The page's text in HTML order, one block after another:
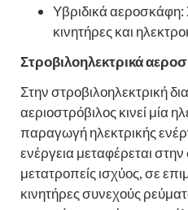
Υβριδικά αεροσκάφη:
κινητήρες και
Στροβιλοηλεκτρικά
Στην στροβιλοηλεκτρική
αεριοστρόβιλος κινεί μία
παραγωγή ηλεκτρικής
ενέργεια μεταφέρεται
μετατροπείς ισχύος, σε
κινητήρες συνεχούς